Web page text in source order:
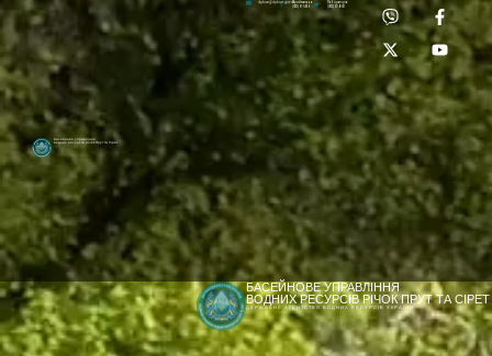
[newyear_garland]
Басейнове управління
водних ресурсів річок Прут та Сірет
Лабораторія:
(0372) 53-92-00
dpbuvr@dpbuvr.gov.uaПриймальня:
(0372) 51-14-56
БАСЕЙНОВЕ УПРАВЛІННЯ
ВОДНИХ РЕСУРСІВ РІЧОК ПРУТ ТА СІРЕТ
ДЕРЖАВНЕ АГЕНТСТВО ВОДНИХ РЕСУРСІВ УКРАЇНИ